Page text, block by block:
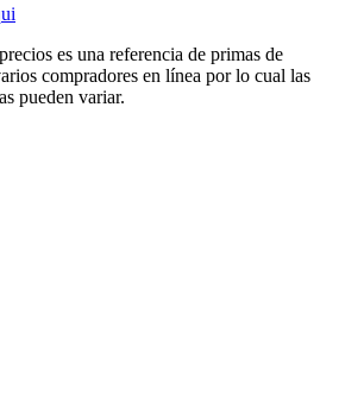
es una referencia de primas de
compradores en línea por lo cual las
pueden variar.